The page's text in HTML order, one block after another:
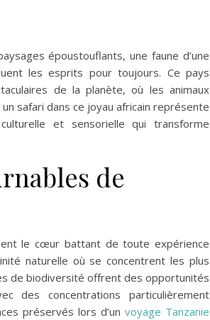
époustouflants, une faune d’une
les esprits pour toujours. Ce pays
de la planète, où les animaux
safari dans ce joyau africain représente
et sensorielle qui transforme
de
le cœur battant de toute expérience
naturelle où se concentrent les plus
de biodiversité offrent des opportunités
des concentrations particulièrement
préservés lors d’unvoyage Tanzanie